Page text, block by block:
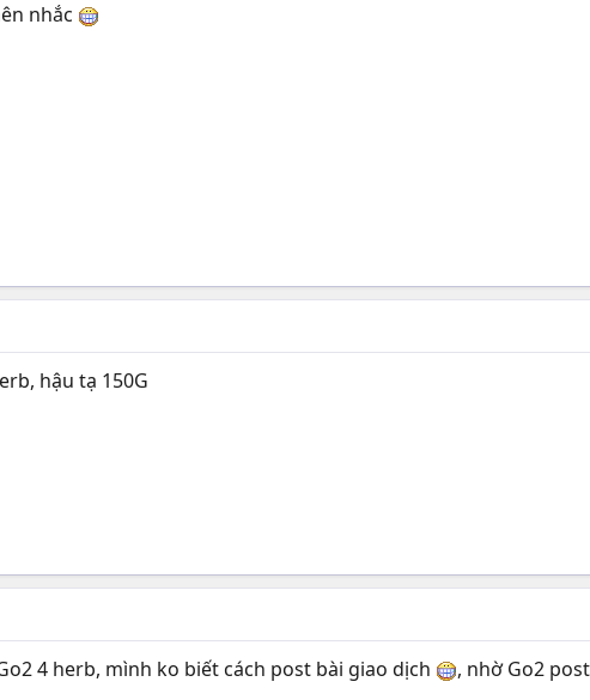
nhắc
hậu tạ 150G
4 herb, mình ko biết cách post bài giao dịch , nhờ Go2